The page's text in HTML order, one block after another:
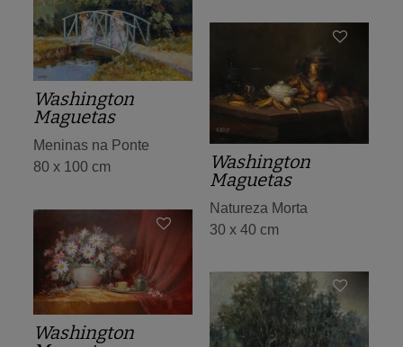
Washington
Maguetas
Meninas na Ponte
80 x 100 cm
Washington
Maguetas
Natureza Morta
30 x 40 cm
Washington